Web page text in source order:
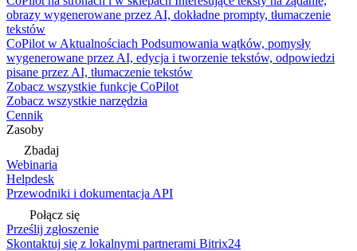
obrazy wygenerowane przez AI, dokładne prompty, tłumaczenie
tekstów
CoPilot w Aktualnościach Podsumowania wątków, pomysły
wygenerowane przez AI, edycja i tworzenie tekstów, odpowiedzi
pisane przez AI, tłumaczenie tekstów
Zobacz wszystkie funkcje CoPilot
Zobacz wszystkie narzędzia
Cennik
Zasoby
Zbadaj
Webinaria
Helpdesk
Przewodniki i dokumentacja API
Połącz się
Prześlij zgłoszenie
Skontaktuj się z lokalnymi partnerami Bitrix24